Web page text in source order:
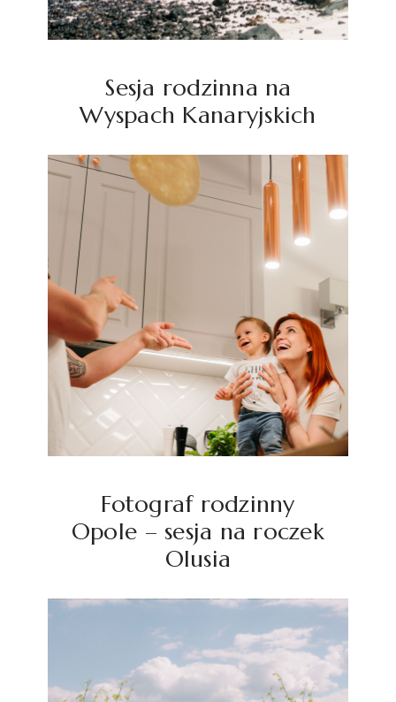
Sesja rodzinna na
Wyspach Kanaryjskich
Fotograf rodzinny
Opole – sesja na roczek
Olusia